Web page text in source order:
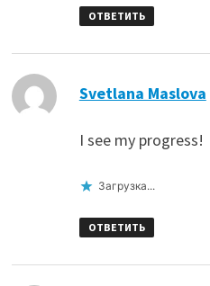
ОТВЕТИТЬ
Svetlana Maslova
I see my progress!
Загрузка...
ОТВЕТИТЬ